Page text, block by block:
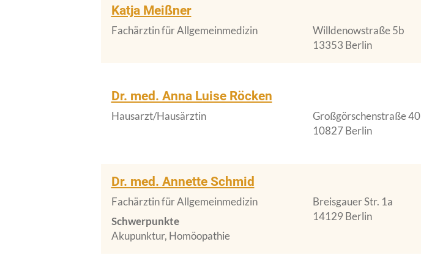
Katja Meißner
Fachärztin für Allgemeinmedizin
Willdenowstraße 5b
13353 Berlin
Dr. med. Anna Luise Röcken
Hausarzt/Hausärztin
Großgörschenstraße 40
10827 Berlin
Dr. med. Annette Schmid
Fachärztin für Allgemeinmedizin
Schwerpunkte
Akupunktur, Homöopathie
Breisgauer Str. 1a
14129 Berlin